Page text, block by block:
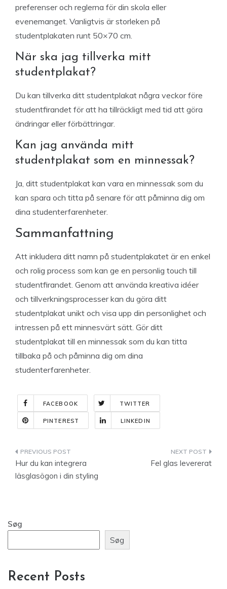
preferenser och reglerna för din skola eller
evenemanget. Vanligtvis är storleken på
studentplakaten runt 50×70 cm.
När ska jag tillverka mitt
studentplakat?
Du kan tillverka ditt studentplakat några veckor före
studentfirandet för att ha tillräckligt med tid att göra
ändringar eller förbättringar.
Kan jag använda mitt
studentplakat som en minnessak?
Ja, ditt studentplakat kan vara en minnessak som du
kan spara och titta på senare för att påminna dig om
dina studenterfarenheter.
Sammanfattning
Att inkludera ditt namn på studentplakatet är en enkel
och rolig process som kan ge en personlig touch till
studentfirandet. Genom att använda kreativa idéer
och tillverkningsprocesser kan du göra ditt
studentplakat unikt och visa upp din personlighet och
intressen på ett minnesvärt sätt. Gör ditt
studentplakat till en minnessak som du kan titta
tillbaka på och påminna dig om dina
studenterfarenheter.
FACEBOOK TWITTER
PINTEREST LINKEDIN
Indlægsnavigation
Hur du kan integrera
läsglasögon i din styling
Fel glas levererat
Søg
Søg
Recent Posts